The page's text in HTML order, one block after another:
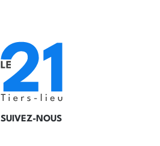
SUIVEZ-NOUS